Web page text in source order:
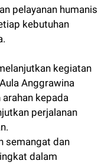
pelayanan humanis
kebutuhan
kegiatan
Anggrawina
kepada
perjalanan
semangat dan
dalam